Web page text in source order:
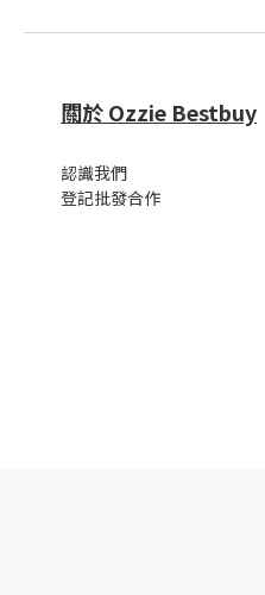
關於 Ozzie Bestbuy
認識我們
登記批發合作